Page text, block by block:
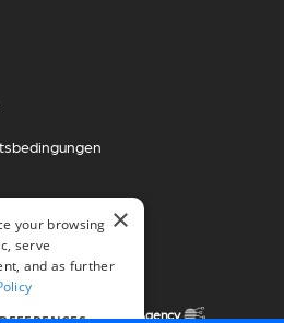
Incorporated
mit The Influence Agency
×
your browsing
serve
and as further